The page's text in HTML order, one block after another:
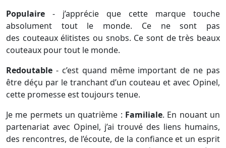
Populaire - j’apprécie que cette marque touche
absolument tout le monde. Ce ne sont pas
des couteaux élitistes ou snobs. Ce sont de très beaux
couteaux pour tout le monde.
Redoutable - c’est quand même important de ne pas
être déçu par le tranchant d’un couteau et avec Opinel,
cette promesse est toujours tenue.
Je me permets un quatrième : Familiale. En nouant un
partenariat avec Opinel, j’ai trouvé des liens humains,
des rencontres, de l’écoute, de la confiance et un esprit